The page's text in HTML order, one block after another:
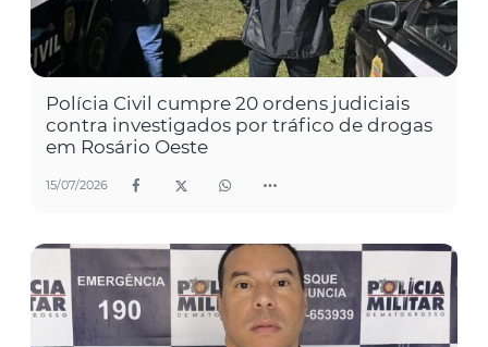
Polícia Civil cumpre 20 ordens judiciais
contra investigados por tráfico de drogas
em Rosário Oeste
15/07/2026